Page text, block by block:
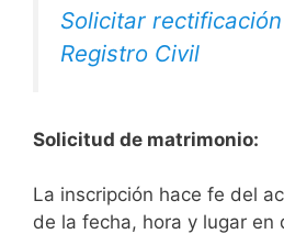
Solicitar
Registro Civil
Solicitud de matrimonio:
La inscripción hace fe del
de la fecha, hora y lugar en